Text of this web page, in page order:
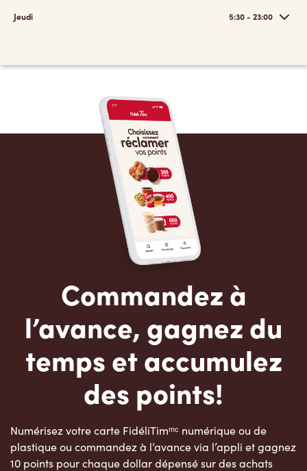
Jeudi 5:30 - 23:00
Commandez à
l’avance, gagnez du
temps et accumulez
des points!
Numérisez votre carte FidéliTimᵐᶜ numérique ou de
plastique ou commandez à l’avance via l’appli et gagnez
10 points pour chaque dollar dépensé sur des achats